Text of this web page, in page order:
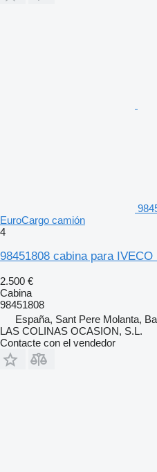
EuroCargo camión
4
98451808 cabina para
2.500 €
Cabina
98451808
España, Sant Pere Molanta,
LAS COLINAS OCASION, S.L.
Contacte con el vendedor